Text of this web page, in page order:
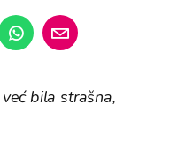
bila strašna,